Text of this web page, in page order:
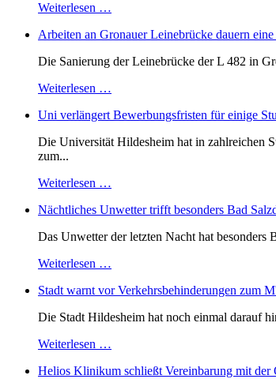
Weiterlesen …
Arbeiten an Gronauer Leinebrücke dauern
Die Sanierung der Leinebrücke der L 482 in
Weiterlesen …
Uni verlängert Bewerbungsfristen für einige
Die Universität Hildesheim hat in zahlreichen
zum...
Weiterlesen …
Nächtliches Unwetter trifft besonders Bad
Das Unwetter der letzten Nacht hat besonders
Weiterlesen …
Stadt warnt vor Verkehrsbehinderungen zum
Die Stadt Hildesheim hat noch einmal darauf
Weiterlesen …
Helios Klinikum schließt Vereinbarung mit der